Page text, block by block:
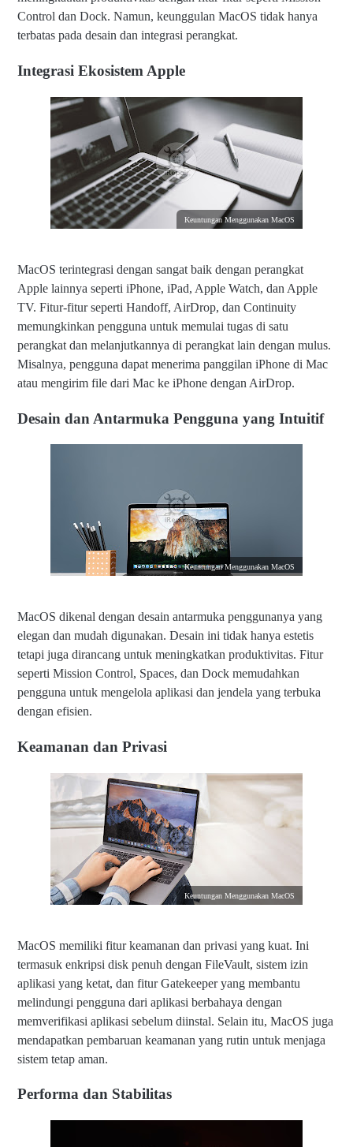
Control dan Dock. Namun, keunggulan MacOS tidak hanya
terbatas pada desain dan integrasi perangkat.
Integrasi Ekosistem Apple
Keuntungan Menggunakan MacOS
MacOS terintegrasi dengan sangat baik dengan perangkat
Apple lainnya seperti iPhone, iPad, Apple Watch, dan Apple
TV. Fitur-fitur seperti Handoff, AirDrop, dan Continuity
memungkinkan pengguna untuk memulai tugas di satu
perangkat dan melanjutkannya di perangkat lain dengan mulus.
Misalnya, pengguna dapat menerima panggilan iPhone di Mac
atau mengirim file dari Mac ke iPhone dengan AirDrop.
Desain dan Antarmuka Pengguna yang Intuitif
Keuntungan Menggunakan MacOS
MacOS dikenal dengan desain antarmuka penggunanya yang
elegan dan mudah digunakan. Desain ini tidak hanya estetis
tetapi juga dirancang untuk meningkatkan produktivitas. Fitur
seperti Mission Control, Spaces, dan Dock memudahkan
pengguna untuk mengelola aplikasi dan jendela yang terbuka
dengan efisien.
Keamanan dan Privasi
Keuntungan Menggunakan MacOS
MacOS memiliki fitur keamanan dan privasi yang kuat. Ini
termasuk enkripsi disk penuh dengan FileVault, sistem izin
aplikasi yang ketat, dan fitur Gatekeeper yang membantu
melindungi pengguna dari aplikasi berbahaya dengan
memverifikasi aplikasi sebelum diinstal. Selain itu, MacOS juga
mendapatkan pembaruan keamanan yang rutin untuk menjaga
sistem tetap aman.
Performa dan Stabilitas